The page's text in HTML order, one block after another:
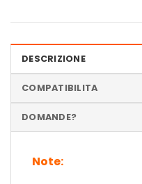
DESCRIZIONE
COMPATIBILITA
DOMANDE?
Note: